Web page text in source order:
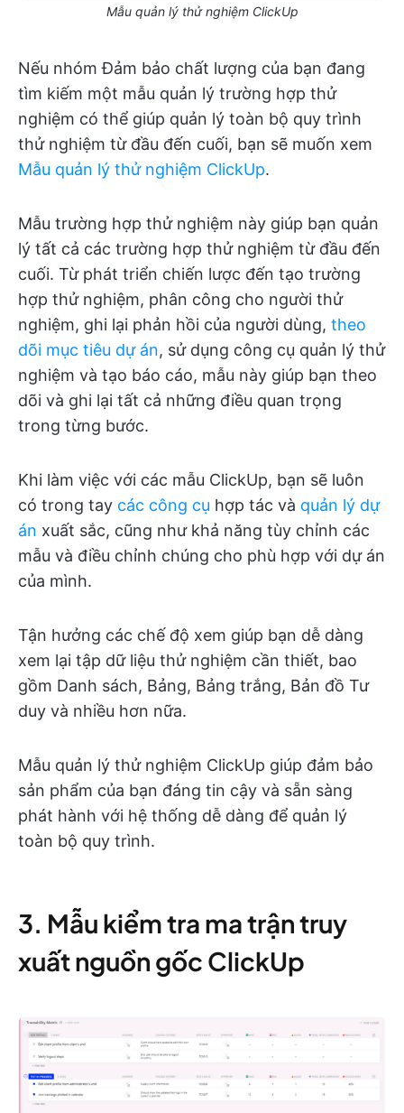
Mẫu quản lý thử nghiệm ClickUp
Nếu nhóm Đảm bảo chất lượng của bạn đang
tìm kiếm một mẫu quản lý trường hợp thử
nghiệm có thể giúp quản lý toàn bộ quy trình
thử nghiệm từ đầu đến cuối, bạn sẽ muốn xem
Mẫu quản lý thử nghiệm ClickUp.
Mẫu trường hợp thử nghiệm này giúp bạn quản
lý tất cả các trường hợp thử nghiệm từ đầu đến
cuối. Từ phát triển chiến lược đến tạo trường
hợp thử nghiệm, phân công cho người thử
nghiệm, ghi lại phản hồi của người dùng, theo
dõi mục tiêu dự án, sử dụng công cụ quản lý thử
nghiệm và tạo báo cáo, mẫu này giúp bạn theo
dõi và ghi lại tất cả những điều quan trọng
trong từng bước.
Khi làm việc với các mẫu ClickUp, bạn sẽ luôn
có trong tay các công cụ hợp tác và quản lý dự
án xuất sắc, cũng như khả năng tùy chỉnh các
mẫu và điều chỉnh chúng cho phù hợp với dự án
của mình.
Tận hưởng các chế độ xem giúp bạn dễ dàng
xem lại tập dữ liệu thử nghiệm cần thiết, bao
gồm Danh sách, Bảng, Bảng trắng, Bản đồ Tư
duy và nhiều hơn nữa.
Mẫu quản lý thử nghiệm ClickUp giúp đảm bảo
sản phẩm của bạn đáng tin cậy và sẵn sàng
phát hành với hệ thống dễ dàng để quản lý
toàn bộ quy trình.
3. Mẫu kiểm tra ma trận truy
xuất nguồn gốc ClickUp